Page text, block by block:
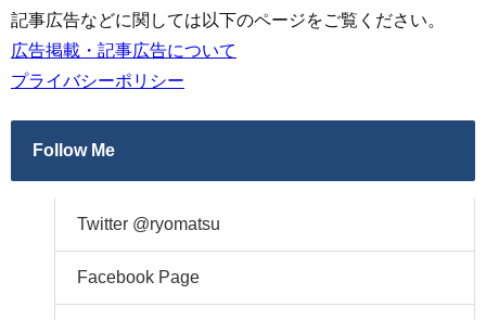
記事広告などに関しては以下のページをご覧ください。
広告掲載・記事広告について
プライバシーポリシー
Follow Me
Twitter @ryomatsu
Facebook Page